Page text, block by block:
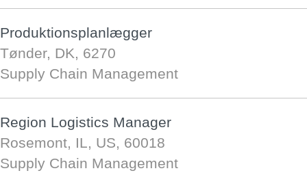
Produktionsplanlægger
Tønder, DK, 6270
Supply Chain Management
Region Logistics Manager
Rosemont, IL, US, 60018
Supply Chain Management